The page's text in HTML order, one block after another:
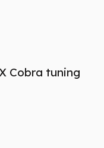
Cobra tuning